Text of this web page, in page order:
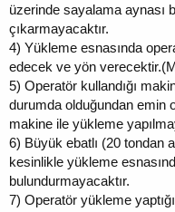
üzerinde sayalama aynası
çıkarmayacaktır.
4) Yükleme esnasında
edecek ve yön
5) Operatör kullandığı
durumda olduğundan emin
makine ile yükleme
6) Büyük ebatlı (20 tondan
kesinlikle yükleme
bulundurmayacaktır.
7) Operatör yükleme